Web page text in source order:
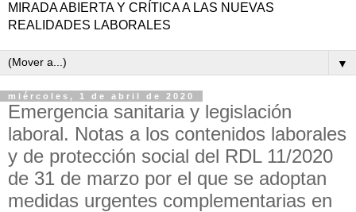
MIRADA ABIERTA Y CRÍTICA A LAS NUEVAS
REALIDADES LABORALES
▼
miércoles, 1 de abril de 2020
Emergencia sanitaria y legislación
laboral. Notas a los contenidos laborales
y de protección social del RDL 11/2020
de 31 de marzo por el que se adoptan
medidas urgentes complementarias en